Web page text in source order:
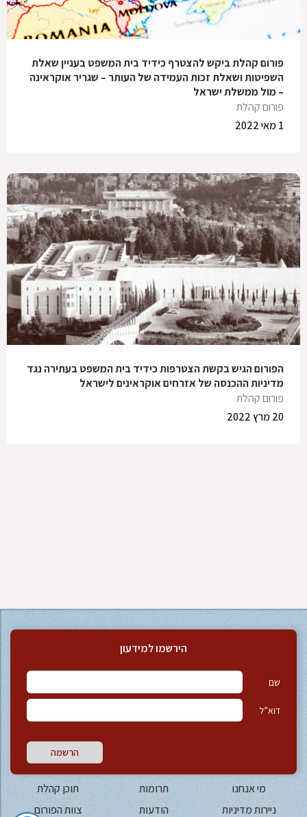
פורום קהלת ביקש להצטרף כידיד בית המשפט בעניין שאלת
השפיטות ושאלת זכות העמידה של העותר – שגריר אוקראינה
– מול ממשלת ישראל
פורום קהלת
1 מאי 2022
הפורום הגיש בקשת הצטרפות כידיד בית המשפט בעתירה נגד
מדיניות ההכנסה של אזרחים אוקראינים לישראל
פורום קהלת
20 מרץ 2022
הירשמו למידעון
שם
דוא”ל
הרשמה
מי אנחנו תרומות
תוכן קהלת
ניירות מדיניות
הודעות צוות הפורום